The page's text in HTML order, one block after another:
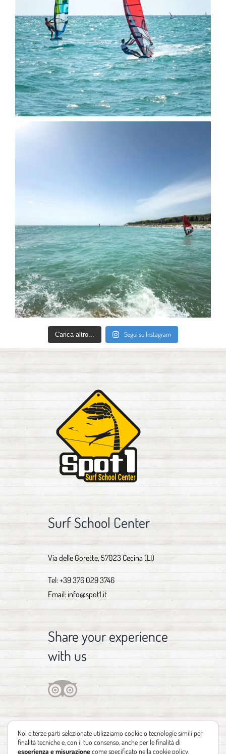
Carica altro... Segui su Instagram
Surf School Center
Via delle Gorette, 57023 Cecina (LI)
Tel:+39 376 029 3746
Email: info@spot1.it
Share your experience
with us
Noi e terze parti selezionate utilizziamo cookie o tecnologie simili per
finalità tecniche e, con il tuo consenso, anche per le finalità di
esperienza e misurazionecome specificato nellacookie policy